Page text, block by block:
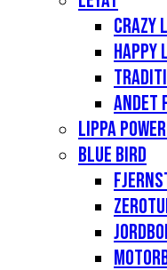
Crazy
Happy
Andet
Lippa
Blue Bird